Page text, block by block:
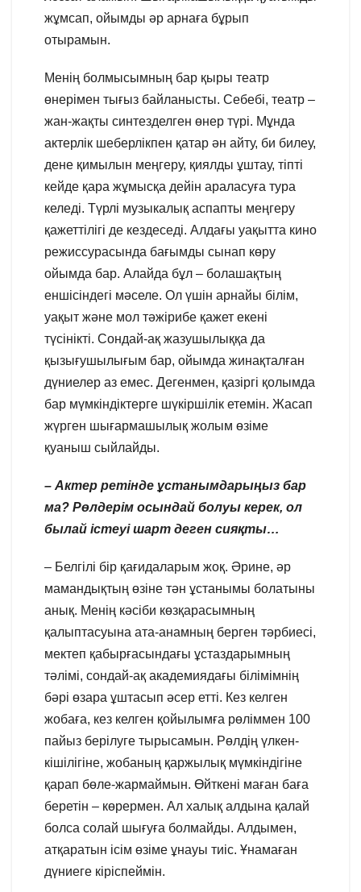
жұмсап, ойымды әр арнаға бұрып
отырамын.
Менің болмысымның бар қыры театр
өнерімен тығыз байланысты. Себебі, театр –
жан-жақты синтезделген өнер түрі. Мұнда
актерлік шеберлікпен қатар ән айту, би билеу,
дене қимылын меңгеру, қиялды ұштау, тіпті
кейде қара жұмысқа дейін араласуға тура
келеді. Түрлі музыкалық аспапты меңгеру
қажеттілігі де кездеседі. Алдағы уақытта кино
режиссурасында бағымды сынап көру
ойымда бар. Алайда бұл – болашақтың
еншісіндегі мәселе. Ол үшін арнайы білім,
уақыт және мол тәжірибе қажет екені
түсінікті. Сондай-ақ жазушылыққа да
қызығушылығым бар, ойымда жинақталған
дүниелер аз емес. Дегенмен, қазіргі қолымда
бар мүмкіндіктерге шүкіршілік етемін. Жасап
жүрген шығармашылық жолым өзіме
қуаныш сыйлайды.
– Актер ретінде ұстанымдарыңыз бар
ма? Рөлдерім осындай болуы керек, ол
былай істеуі шарт деген сияқты…
– Белгілі бір қағидаларым жоқ. Әрине, әр
мамандықтың өзіне тән ұстанымы болатыны
анық. Менің кәсіби көзқарасымның
қалыптасуына ата-анамның берген тәрбиесі,
мектеп қабырғасындағы ұстаздарымның
тәлімі, сондай-ақ академиядағы білімімнің
бәрі өзара ұштасып әсер етті. Кез келген
жобаға, кез келген қойылымға рөліммен 100
пайыз берілуге тырысамын. Рөлдің үлкен-
кішілігіне, жобаның қаржылық мүмкіндігіне
қарап бөле-жармаймын. Өйткені маған баға
беретін – көрермен. Ал халық алдына қалай
болса солай шығуға болмайды. Алдымен,
атқаратын ісім өзіме ұнауы тиіс. Ұнамаған
дүниеге кіріспеймін.